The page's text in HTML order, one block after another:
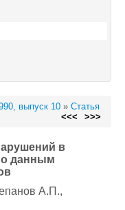
выпуск 10 » Статья
<<< >>>
в
данным
А.П.,